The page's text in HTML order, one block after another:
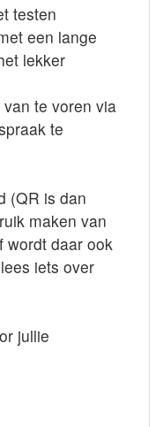
testen
een lange
lekker
te voren via
te
(QR is dan
maken van
wordt daar ook
iets over
jullie